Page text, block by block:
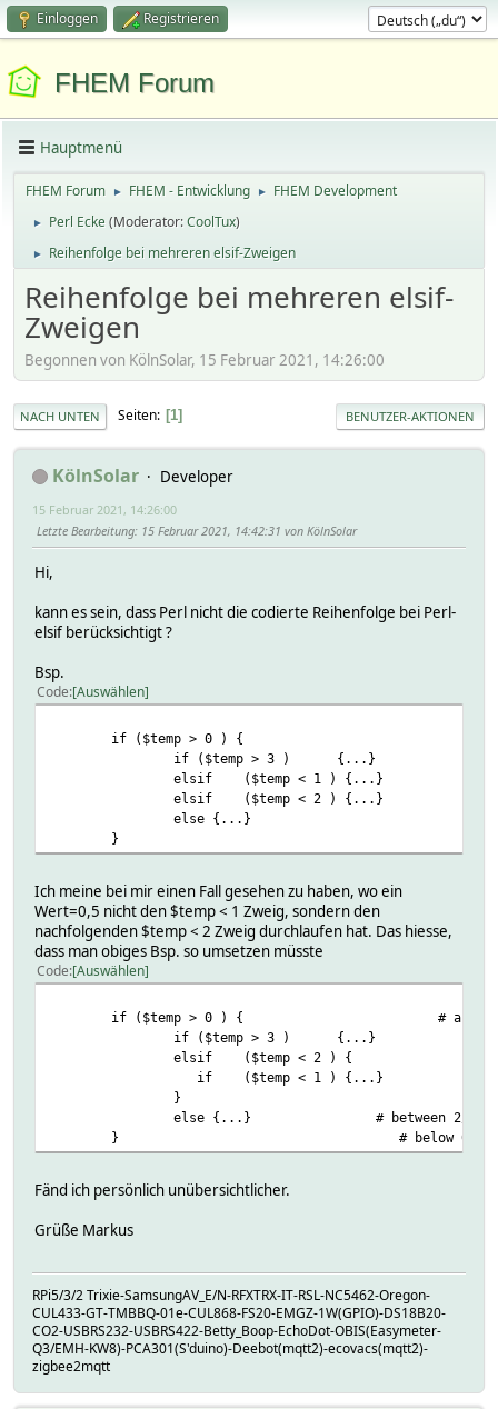
Einloggen Registrieren
FHEM Forum
Hauptmenü
FHEM Forum ► FHEM - Entwicklung ► FHEM Development
► Perl Ecke(Moderator:CoolTux)
► Reihenfolge bei mehreren elsif-Zweigen
Reihenfolge bei mehreren elsif-
Zweigen
Begonnen von KölnSolar, 15 Februar 2021, 14:26:00
NACH UNTEN Seiten 1 BENUTZER-AKTIONEN
KölnSolar Developer
15 Februar 2021, 14:26:00
Letzte Bearbeitung: 15 Februar 2021, 14:42:31 von KölnSolar
Hi,
kann es sein, dass Perl nicht die codierte Reihenfolge bei Perl-
elsif berücksichtigt ?
Bsp.
Code Auswählen
if ($temp > 0 ) {
if ($temp > 3 ) {...}
elsif ($temp < 1 ) {...}
elsif ($temp < 2 ) {...}
else {...}
}
Ich meine bei mir einen Fall gesehen zu haben, wo ein
Wert=0,5 nicht den $temp < 1 Zweig, sondern den
nachfolgenden $temp < 2 Zweig durchlaufen hat. Das hiesse,
dass man obiges Bsp. so umsetzen müsste
Code Auswählen
if ($temp > 0 ) {
# above
if ($temp > 3 ) {...}
elsif ($temp < 2 ) {
if ($temp < 1 ) {...}
}
else {...} # between 2/3
}
# below 0
Fänd ich persönlich unübersichtlicher.
Grüße Markus
RPi5/3/2 Trixie-SamsungAV_E/N-RFXTRX-IT-RSL-NC5462-Oregon-
CUL433-GT-TMBBQ-01e-CUL868-FS20-EMGZ-1W(GPIO)-DS18B20-
CO2-USBRS232-USBRS422-Betty_Boop-EchoDot-OBIS(Easymeter-
Q3/EMH-KW8)-PCA301(S'duino)-Deebot(mqtt2)-ecovacs(mqtt2)-
zigbee2mqtt